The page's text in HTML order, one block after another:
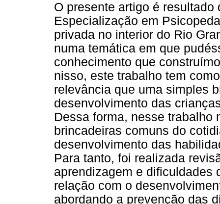
O presente artigo é
Especialização em
privada no interior do Rio
numa temática em que
conhecimento que
nisso, este trabalho tem
relevância que uma simples
desenvolvimento das
Dessa forma, nesse trabalho
brincadeiras comuns do
desenvolvimento das
Para tanto, foi realizada
aprendizagem e dificuldades
relação com o
abordando a prevenção das